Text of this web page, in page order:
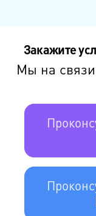
Закажите
Мы на